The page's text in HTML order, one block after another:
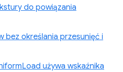
do powiązania
bez określania przesunięć i
używa wskaźnika